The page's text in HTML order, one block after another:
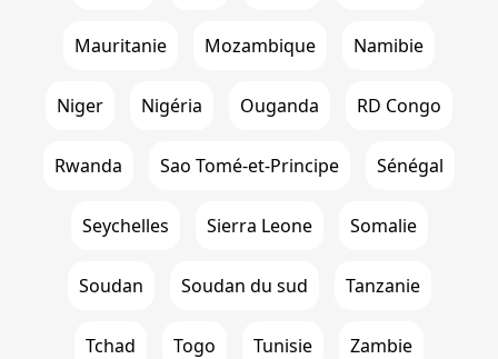
Mauritanie Mozambique Namibie
Niger Nigéria Ouganda RD Congo
Rwanda Sao Tomé-et-Principe Sénégal
Seychelles Sierra Leone Somalie
Soudan Soudan du sud Tanzanie
Tchad Togo Tunisie Zambie